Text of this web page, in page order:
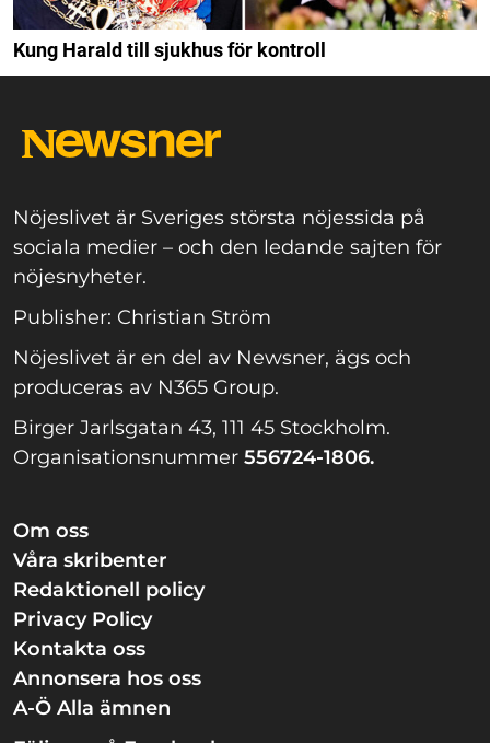
Kung Harald till sjukhus för kontroll
Nöjeslivet är Sveriges största nöjessida på
sociala medier – och den ledande sajten för
nöjesnyheter.
Publisher: Christian Ström
Nöjeslivet är en del av Newsner, ägs och
produceras av N365 Group.
Birger Jarlsgatan 43, 111 45 Stockholm.
Organisationsnummer 556724-1806.
Om oss
Våra skribenter
Redaktionell policy
Privacy Policy
Kontakta oss
Annonsera hos oss
A-Ö Alla ämnen